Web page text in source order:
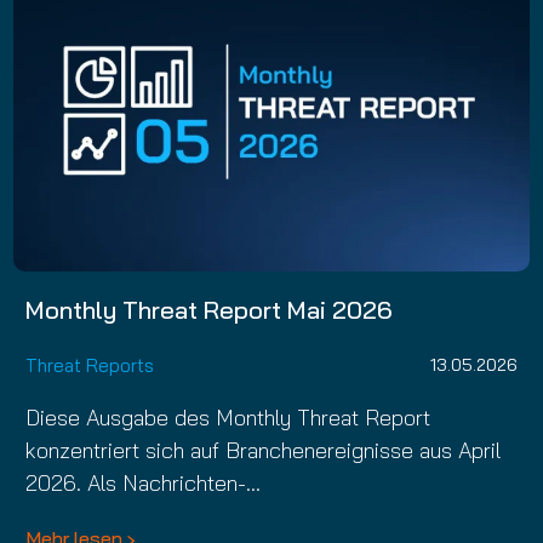
Monthly Threat Report Mai 2026
Threat Reports 13.05.2026
Diese Ausgabe des Monthly Threat Report
konzentriert sich auf Branchenereignisse aus April
2026. Als Nachrichten-…
Mehr lesen